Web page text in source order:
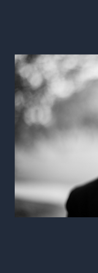
Foto: